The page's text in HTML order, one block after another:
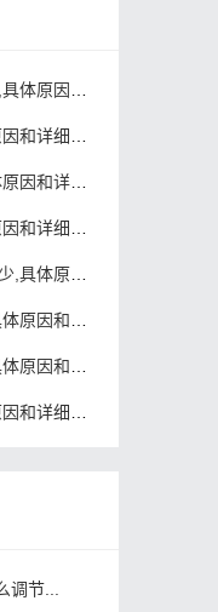
细解决方法
解决方法
细解决方法
解决方法
细解决方法
细解决方法
细解决方法
解决方法
调节...